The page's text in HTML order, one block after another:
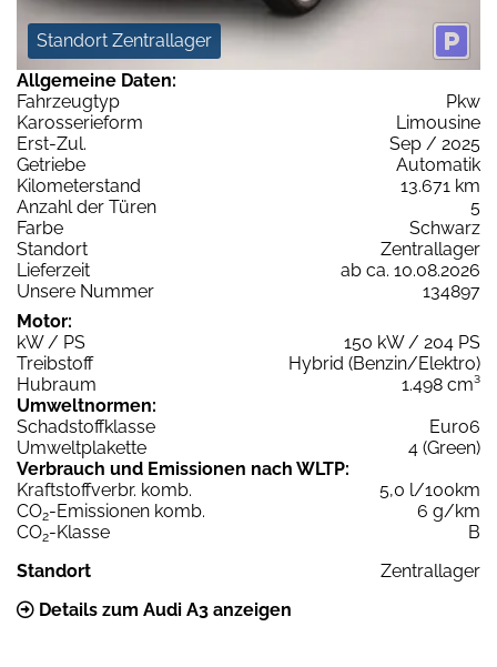
Standort Zentrallager
Allgemeine Daten:
Fahrzeugtyp
Pkw
Karosserieform
Limousine
Erst-Zul.
Sep / 2025
Getriebe
Automatik
Kilometerstand
13.671 km
Anzahl der Türen
5
Farbe
Schwarz
Standort
Zentrallager
Lieferzeit
ab ca. 10.08.2026
Unsere Nummer
134897
Motor:
kW / PS
150 kW / 204 PS
Treibstoff
Hybrid (Benzin/Elektro)
Hubraum
1.498 cm³
Umweltnormen:
Schadstoffklasse
Euro6
Umweltplakette
4 (Green)
Verbrauch und Emissionen nach WLTP:
Kraftstoffverbr. komb.
5,0 l/100km
CO2-Emissionen komb.
6 g/km
CO2-Klasse
B
Standort
Zentrallager
Details zum Audi A3 anzeigen